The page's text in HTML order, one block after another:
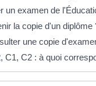
un examen de
la copie d'un diplôme
une copie
C1, C2 : à quoi